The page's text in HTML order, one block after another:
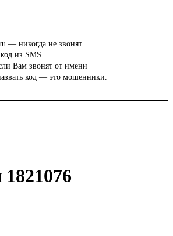
— никогда не звонят
из SMS.
Вам звонят от имени
код — это мошенники.